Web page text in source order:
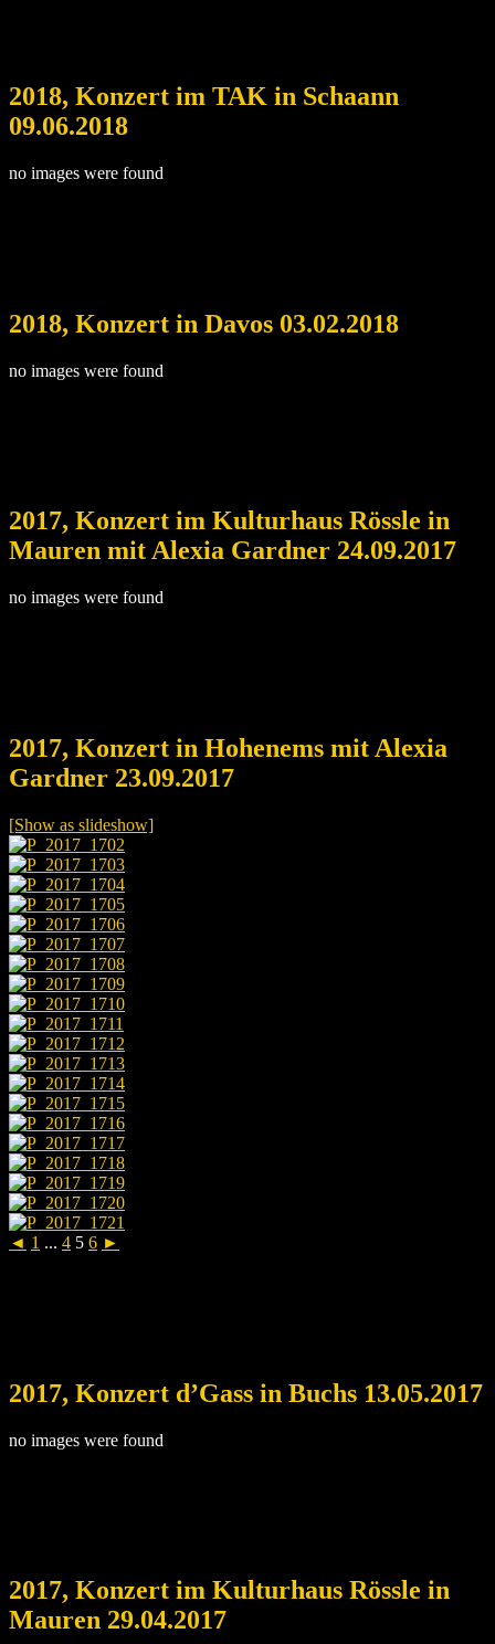
2018, Konzert im TAK in Schaann
09.06.2018
no images were found
2018, Konzert in Davos 03.02.2018
no images were found
2017, Konzert im Kulturhaus Rössle in
Mauren mit Alexia Gardner 24.09.2017
no images were found
2017, Konzert in Hohenems mit Alexia
Gardner 23.09.2017
[Show as slideshow]
◄ 1 ... 4 5 6 ►
2017, Konzert d’Gass in Buchs 13.05.2017
no images were found
2017, Konzert im Kulturhaus Rössle in
Mauren 29.04.2017